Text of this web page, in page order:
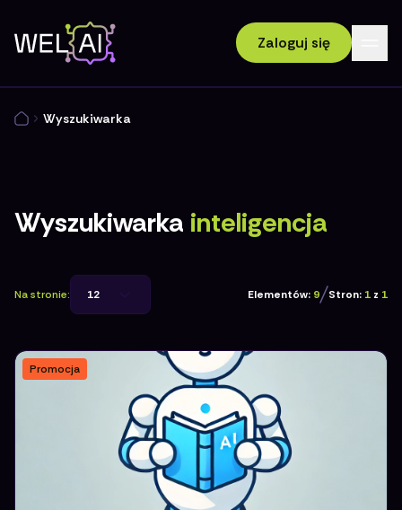
Zaloguj się
Wyszukiwarka
Wyszukiwarka inteligencja
Na stronie: 12 Elementów: 9 Stron: 1 z 1
Promocja